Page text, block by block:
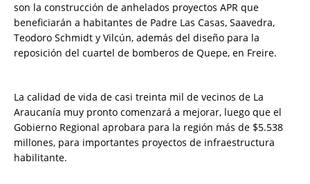
son la construcción de anhelados proyectos APR que
beneficiarán a habitantes de Padre Las Casas, Saavedra,
Teodoro Schmidt y Vilcún, además del diseño para la
reposición del cuartel de bomberos de Quepe, en Freire.
La calidad de vida de casi treinta mil de vecinos de La
Araucanía muy pronto comenzará a mejorar, luego que el
Gobierno Regional aprobara para la región más de $5.538
millones, para importantes proyectos de infraestructura
habilitante.